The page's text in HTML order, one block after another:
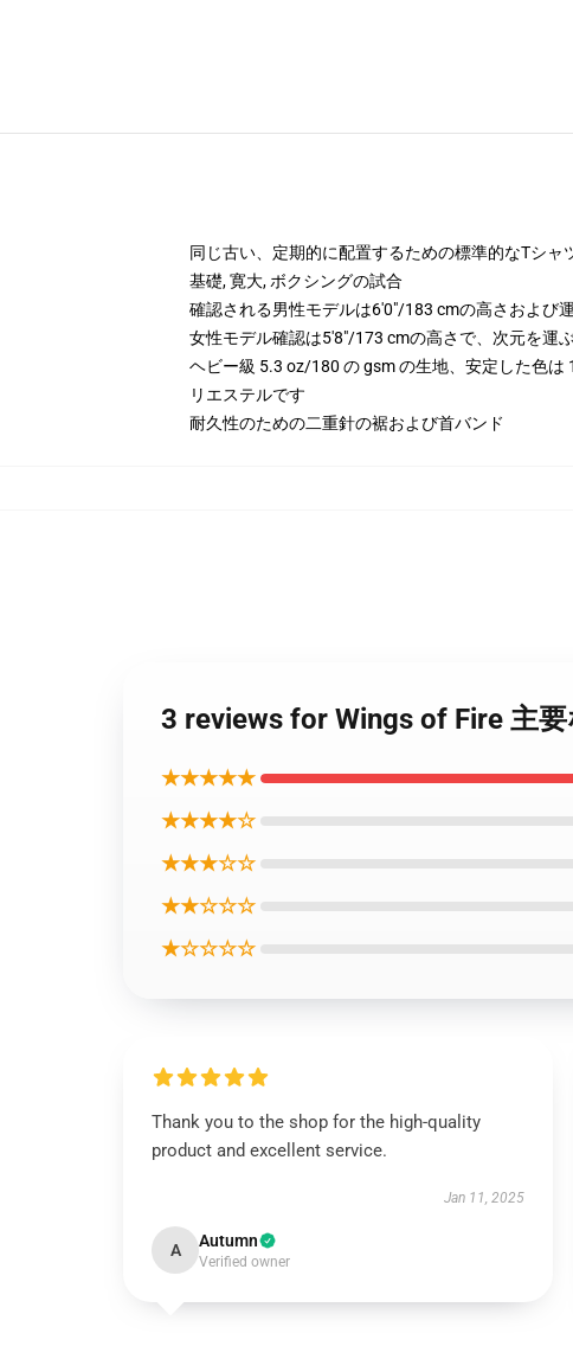
同じ古い、定期的に配置するための標準的なTシャ
基礎, 寛大, ボクシングの試合
確認される男性モデルは6'0"/183 cmの高さおよび
女性モデル確認は5'8"/173 cmの高さで、次元を運
ヘビー級 5.3 oz/180 の gsm の生地、安定した色は
リエステルです
耐久性のための二重針の裾および首バンド
3 reviews for Wings of Fire 主
★★★★★
★★★★☆
★★★☆☆
★★☆☆☆
★☆☆☆☆
Thank you to the shop for the high-quality
product and excellent service.
Jan 11, 2025
A Autumn
Verified owner